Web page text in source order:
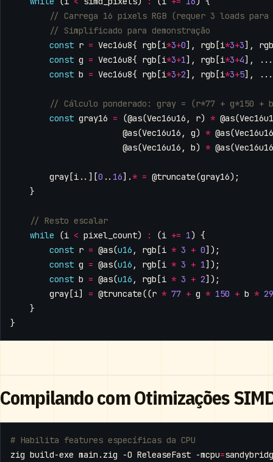
const r = Vec16u8{ rgb [i*3+0], rgb [i*3+3],
rgb
const g = Vec16u8{ rgb [i*3+1], rgb [i*3+4],
...
const b = Vec16u8{ rgb [i*3+2], rgb [i*3+5], ...
const gray16 = (@as(Vec16u16 , r) * @as(
@as(Vec16u16 , g) * @as(Vec16u16
@as(Vec16u16 , b) * @as(Vec16u16
gray [i ..][0 .. 16]. * = @truncate(gray16);
}
while
(i < pixel_count) : (i += 1) {
const r = @as(u16 , rgb [i * 3 + 0]);
const g = @as(u16 , rgb [i * 3 + 1]);
const b = @as(u16 , rgb [i * 3 + 2]);
gray [i] = @truncate((r * 77 + g * 150 + b * 29
}
}
Compilando com Otimizações
# Habilita features específicas da CPU
zig build-exe main.zig -O ReleaseFast -mcpu=